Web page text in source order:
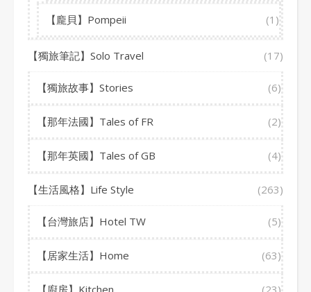
【龐貝】Pompeii (1)
【獨旅筆記】Solo Travel (17)
【獨旅故事】Stories (6)
【那年法國】Tales of FR (2)
【那年英國】Tales of GB (4)
【生活風格】Life Style (263)
【台灣旅店】Hotel TW (5)
【居家生活】Home (63)